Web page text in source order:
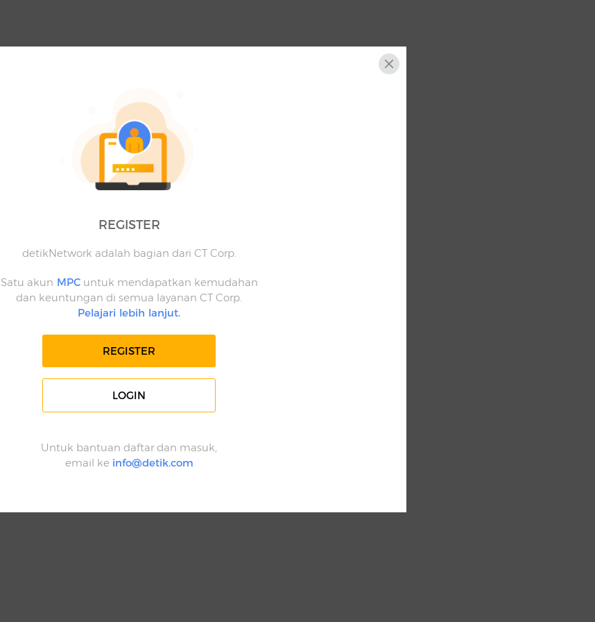
REGISTER
detikNetwork adalah bagian dari CT Corp.
Satu akun MPCuntuk mendapatkan kemudahan
dan keuntungan di semua layanan CT Corp.
Pelajari lebih lanjut.
REGISTER
LOGIN
Untuk bantuan daftar dan masuk,
email ke info@detik.com